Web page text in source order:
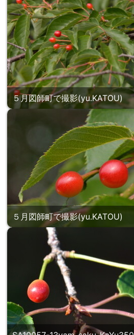
５月図師町で撮影(yu.KATOU)
５月図師町で撮影(yu.KATOU)